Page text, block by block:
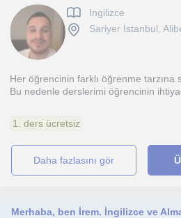
Ingilizce
Sariyer İstanbul,
Her öğrencinin farklı öğrenme tarzına
Bu nedenle derslerimi öğrencinin
1. ders ücretsiz
daha fazlasını gör